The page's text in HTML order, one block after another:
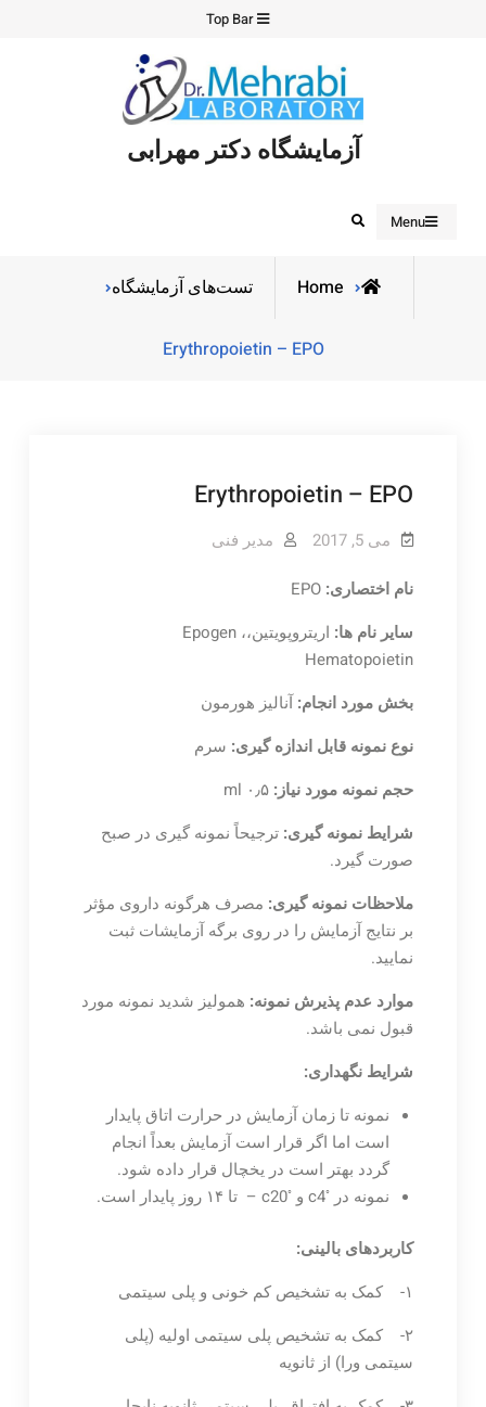
Top Bar
آزمایشگاه دکتر مهرابی
Menu
Search
Home تست‌های آزمایشگاه
Erythropoietin – EPO
Erythropoietin – EPO
می 5, 2017 مدیر فنی
نام اختصاری: EPO
سایر نام ها:
اریتروپویتین،Epogen ،
Hematopoietin
بخش مورد انجام:آنالیز هورمون
نوع نمونه قابل اندازه گیری: سرم
حجم نمونه مورد نیاز: ۰٫۵ ml
شرایط نمونه گیری: ترجیحاً نمونه گیری در صبح
صورت گیرد.
ملاحظات نمونه گیری: مصرف هرگونه داروی مؤثر
بر نتایج آزمایش را در روی برگه آزمایشات ثبت
نمایید.
موارد عدم پذیرش نمونه: همولیز شدید نمونه مورد
قبول نمی باشد.
شرایط نگهداری:
نمونه تا زمان آزمایش در حرارت اتاق پایدار
است اما اگر قرار است آزمایش بعداً انجام
گردد بهتر است در یخچال قرار داده شود.
نمونه در◦c4 و ◦c20 – تا ۱۴ روز پایدار است.
کاربردهای بالینی:
۱- کمک به تشخیص کم خونی و پلی سیتمی
۲- کمک به تشخیص پلی سیتمی اولیه (پلی
سیتمی ورا) از ثانویه